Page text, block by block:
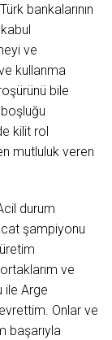
bankalarının
ve
kullanma
bile
kilit rol
mutluluk veren
durum
şampiyonu
ve
ile Arge
Onlar ve
başarıyla